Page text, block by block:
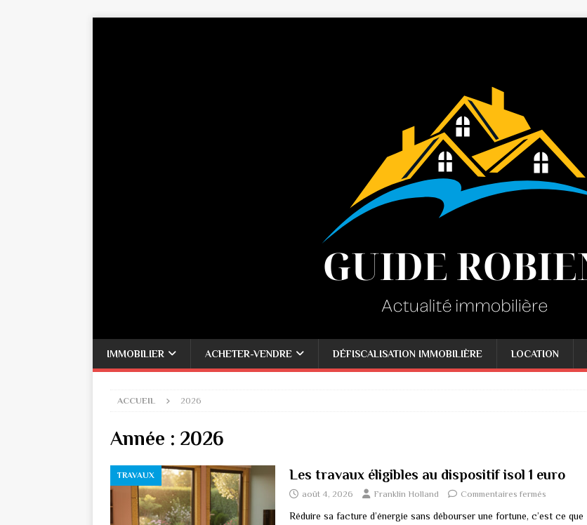
IMMOBILIER ACHETER-VENDRE DÉFISCALISATION IMMOBILIÈRE LOCATION
ACCUEIL 2026
Année : 2026
TRAVAUX Les travaux éligibles au dispositif isol 1 euro
août 4, 2026 Franklin Holland Commentaires fermés
Réduire sa facture d’énergie sans débourser une fortune, c’est ce que